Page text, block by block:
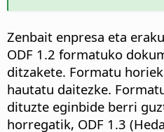
Zenbait enpresa eta
ODF 1.2 formatuko
ditzakete. Formatu
hautatu daitezke.
dituzte eginbide berri
horregatik, ODF 1.3